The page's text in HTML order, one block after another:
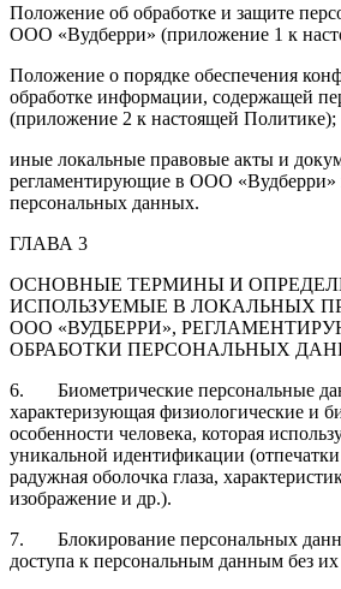
Положение об обработке и защите
ООО «Вудберри» (приложение 1 к
Положение о порядке обеспечения
обработке информации, содержащей
(приложение 2 к настоящей Политике);
иные локальные правовые акты и
регламентирующие в ООО «Вудберри»
персональных данных.
ГЛАВА 3
ОСНОВНЫЕ ТЕРМИНЫ И
ИСПОЛЬЗУЕМЫЕ В ЛОКАЛЬНЫХ
ООО «ВУДБЕРРИ»,
ОБРАБОТКИ ПЕРСОНАЛЬНЫХ
6. Биометрические персональные
характеризующая физиологические и
особенности человека, которая
уникальной идентификации
радужная оболочка глаза,
изображение и др.).
7. Блокирование персональных
доступа к персональным данным без их